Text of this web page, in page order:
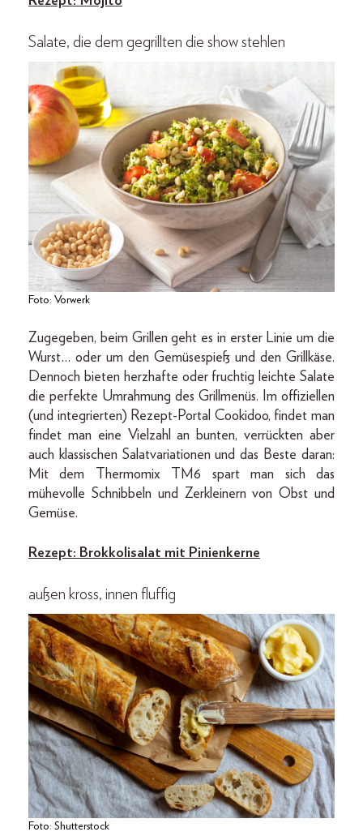
Salate, die dem gegrillten die show stehlen
Foto: Vorwerk
Zugegeben, beim Grillen geht es in erster Linie um die
Wurst… oder um den Gemüsespieß und den Grillkäse.
Dennoch bieten herzhafte oder fruchtig leichte Salate
die perfekte Umrahmung des Grillmenüs. Im offiziellen
(und integrierten) Rezept-Portal Cookidoo, findet man
findet man eine Vielzahl an bunten, verrückten aber
auch klassischen Salatvariationen und das Beste daran:
Mit dem Thermomix TM6 spart man sich das
mühevolle Schnibbeln und Zerkleinern von Obst und
Gemüse.
Rezept: Brokkolisalat mit Pinienkerne
außen kross, innen fluffig
Foto: Shutterstock